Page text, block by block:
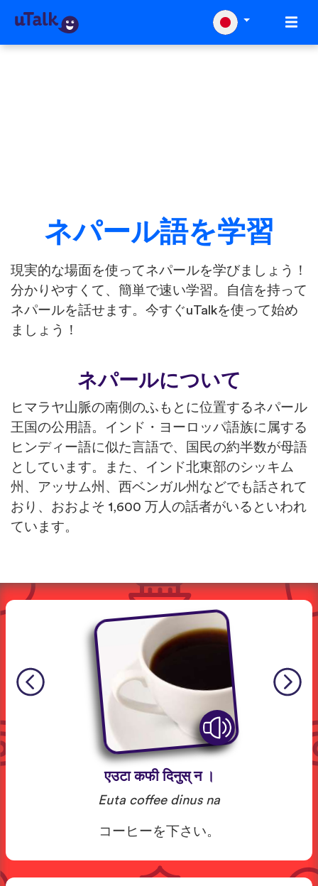
ネパール語を学習
現実的な場面を使ってネパールを学びましょう！
分かりやすくて、簡単で速い学習。自信を持って
ネパールを話せます。今すぐuTalkを使って始め
ましょう！
ネパールについて
ヒマラヤ山脈の南側のふもとに位置するネパール
王国の公用語。インド・ヨーロッパ語族に属する
ヒンディー語に似た言語で、国民の約半数が母語
としています。また、インド北東部のシッキム
州、アッサム州、西ベンガル州などでも話されて
おり、おおよそ 1,600 万人の話者がいるといわれ
ています。
एउटा कफी दिनुस् न ।
Euta coffee dinus na
コーヒーを下さい。